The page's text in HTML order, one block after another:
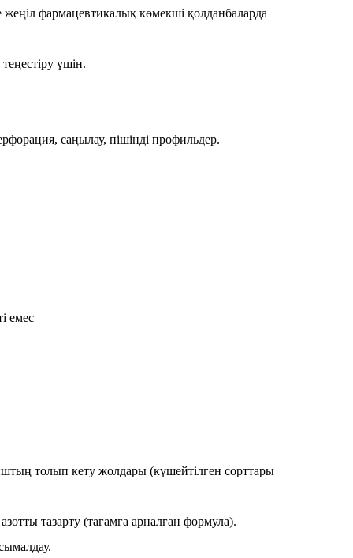
фармацевтикалық көмекші қолданбаларда
үшін.
саңылау, пішінді профильдер.
емес
толып кету жолдары (күшейтілген сорттары
тазарту (тағамға арналған формула).